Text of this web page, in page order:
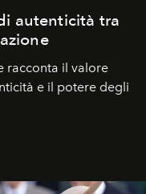
autenticità tra
racconta il valore
e il potere degli